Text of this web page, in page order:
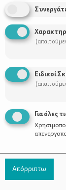
800-
Ειδικοί
Για όλες
Απόρριπτω